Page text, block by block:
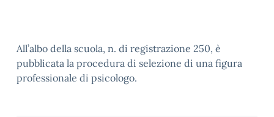
All’albo della scuola, n. di registrazione 250, è
pubblicata la procedura di selezione di una figura
professionale di psicologo.